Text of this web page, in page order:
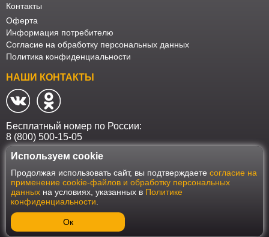
Контакты
Оферта
Информация потребителю
Согласие на обработку персональных данных
Политика конфиденциальности
НАШИ КОНТАКТЫ
Бесплатный номер по России:
8 (800) 500-15-05
Наш интернет-магазин работает в соответствии с требованиями
Федерального закона от 27 июля 2006 года №152-ФЗ "О персональных
данных". Оформить заказ на сайте Мебеласка возможно только при
наличии согласия на обработку Ваших персональных данных. Для
улучшения работы сайта и его взаимодействия с пользователями мы
используем файлы cookie. Продолжая пользоваться сайтом, вы
соглашаетесь с использованием cookie.
Используем cookie
Продолжая использовать сайт, вы подтверждаете согласие на
применение cookie-файлов и обработку персональных
данных на условиях, указанных в Политике
конфиденциальности
Ок